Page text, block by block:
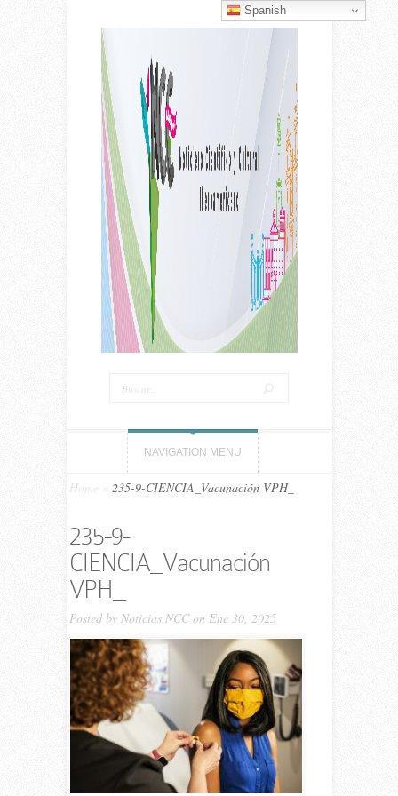
NAVIGATION MENU
Home 235-9-CIENCIA_Vacunación VPH_
235-9-
CIENCIA_Vacunación
VPH_
Posted by Noticias NCCon Ene 30, 2025
Spanish